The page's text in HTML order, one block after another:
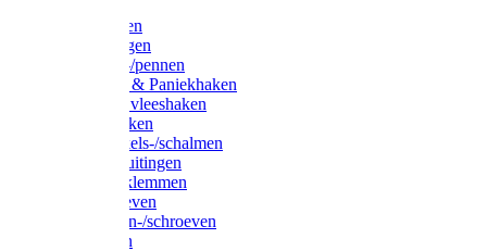
Sleutelringen
Gelaste ringen
Borgveren-/pennen
Musketons & Paniekhaken
S-haken & vleeshaken
Karabijnhaken
Noodschakels-/schalmen
Harp-/D-sluitingen
Staaldraadklemmen
Spanschroeven
Ringmoeren-/schroeven
Puntkousen